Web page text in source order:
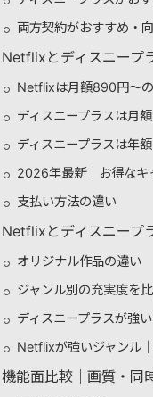
両方契約がおすすめ・
Netflixとディスニープ
Netflixは月額890円〜
ディスニープラスは月
ディスニープラスは年
2026年最新｜お得なキ
支払い方法の違い
Netflixとディスニープ
オリジナル作品の違い
ジャンル別の充実度を
ディスニープラスが強
Netflixが強いジャンル
機能面比較｜画質・同